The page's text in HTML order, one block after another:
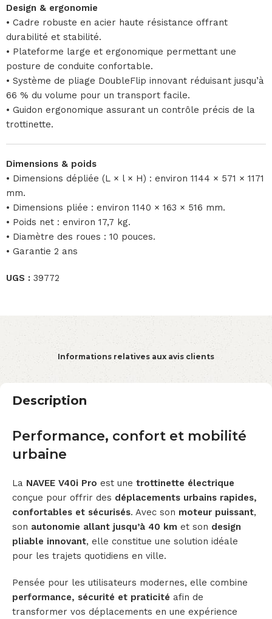
Design & ergonomie
• Cadre robuste en acier haute résistance offrant
durabilité et stabilité.
• Plateforme large et ergonomique permettant une
posture de conduite confortable.
• Système de pliage DoubleFlip innovant réduisant jusqu’à
66 % du volume pour un transport facile.
• Guidon ergonomique assurant un contrôle précis de la
trottinette.
Dimensions & poids
• Dimensions dépliée (L × l × H) : environ 1144 × 571 × 1171
mm.
• Dimensions pliée : environ 1140 × 163 × 516 mm.
• Poids net : environ 17,7 kg.
• Diamètre des roues : 10 pouces.
• Garantie 2 ans
UGS : 39772
Informations relatives aux avis clients
Description
Performance, confort et mobilité
urbaine
La NAVEE V40i Pro est une trottinette électrique
conçue pour offrir des déplacements urbains rapides,
confortables et sécurisés. Avec son moteur puissant,
son autonomie allant jusqu’à 40 km et son design
pliable innovant, elle constitue une solution idéale
pour les trajets quotidiens en ville.
Pensée pour les utilisateurs modernes, elle combine
performance, sécurité et praticité afin de
transformer vos déplacements en une expérience